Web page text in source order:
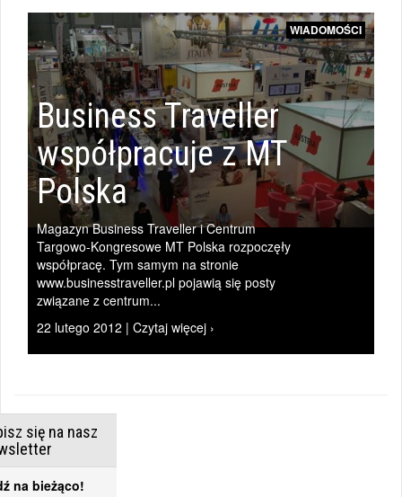
WIADOMOŚCI
Business Traveller
współpracuje z MT
Polska
Magazyn Business Traveller i Centrum
Targowo-Kongresowe MT Polska rozpoczęły
współpracę. Tym samym na stronie
www.businesstraveller.pl pojawią się posty
związane z centrum...
22 lutego 2012 | Czytaj więcej ›
się na nasz
na bieżąco!